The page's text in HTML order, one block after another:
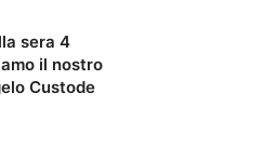
sera 4
il nostro
Custode